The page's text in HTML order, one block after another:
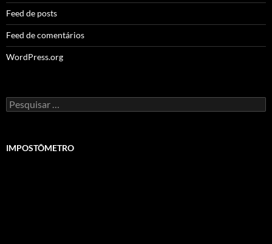
Feed de posts
Feed de comentários
WordPress.org
Pesquisar
por:
IMPOSTÔMETRO